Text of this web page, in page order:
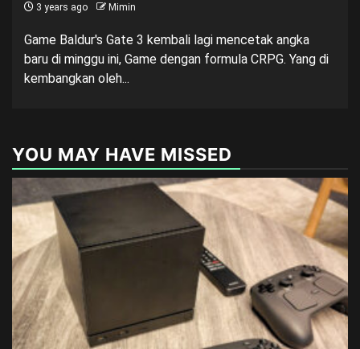
3 years ago Mimin
Game Baldur's Gate 3 kembali lagi mencetak angka
baru di minggu ini, Game dengan formula CRPG. Yang di
kembangkan oleh...
YOU MAY HAVE MISSED